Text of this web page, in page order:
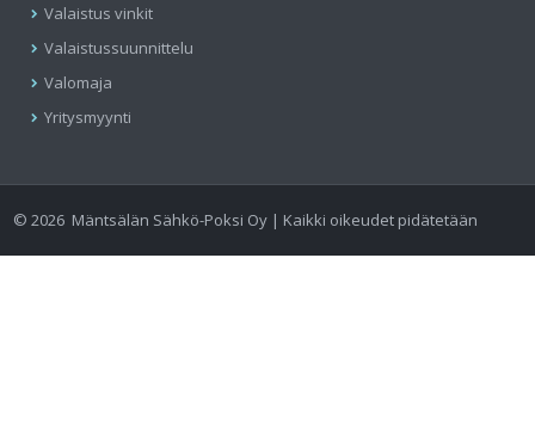
Valaistus vinkit
Valaistussuunnittelu
Valomaja
Yritysmyynti
©2026 Mäntsälän Sähkö-Poksi Oy | Kaikki oikeudet pidätetään